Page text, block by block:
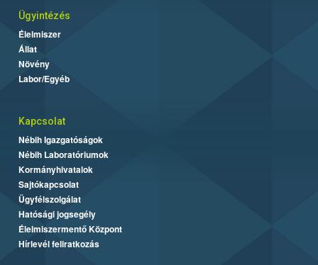
Ügyintézés
Élelmiszer
Állat
Növény
Labor/Egyéb
Kapcsolat
Nébih Igazgatóságok
Nébih Laboratóriumok
Kormányhivatalok
Sajtókapcsolat
Ügyfélszolgálat
Hatósági jogsegély
Élelmiszermentő Központ
Hírlevél feliratkozás